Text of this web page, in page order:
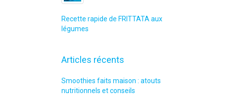
Recette rapide de FRITTATA aux
légumes
Articles récents
Smoothies faits maison : atouts
nutritionnels et conseils